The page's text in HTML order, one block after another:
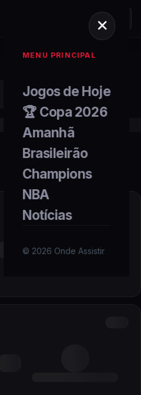
MENU PRINCIPAL
Jogos de Hoje
🏆 Copa 2026
Amanhã
Brasileirão
Champions
NBA
Notícias
© 2026 Onde Assistir